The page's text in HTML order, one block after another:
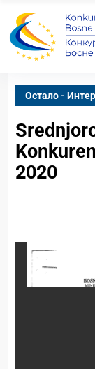
Oстало -
2020